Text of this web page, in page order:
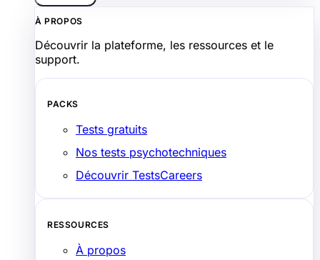
À PROPOS
Découvrir la plateforme, les ressources et le
support.
PACKS
Tests gratuits
Nos tests psychotechniques
Découvrir TestsCareers
RESSOURCES
À propos